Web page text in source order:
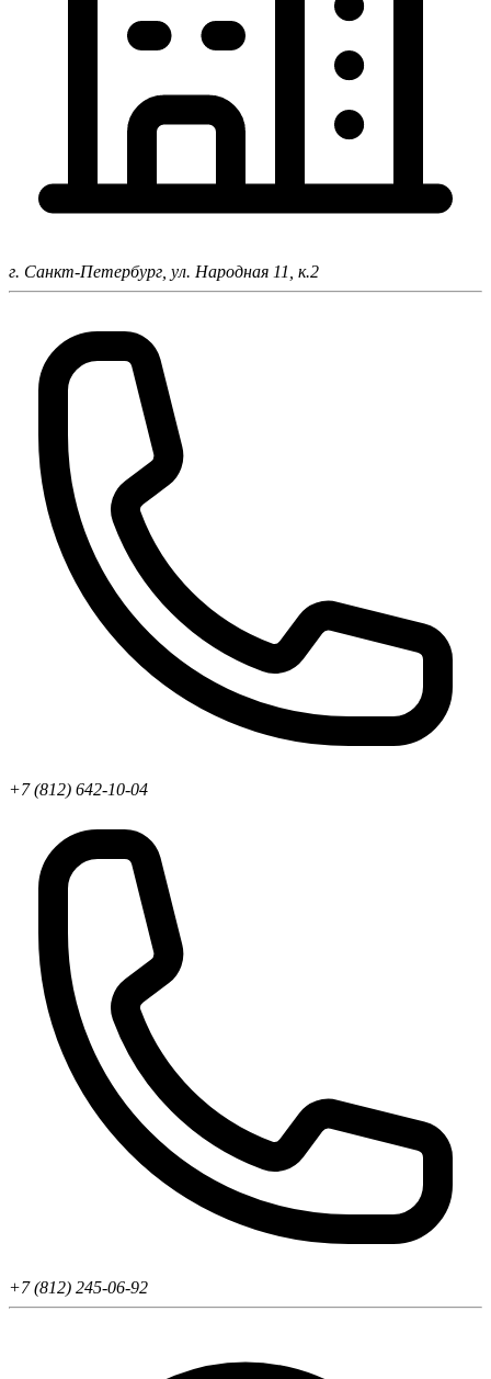
г. Санкт-Петербург, ул. Народная 11, к.2
+7 (812) 642-10-04
+7 (812) 245-06-92